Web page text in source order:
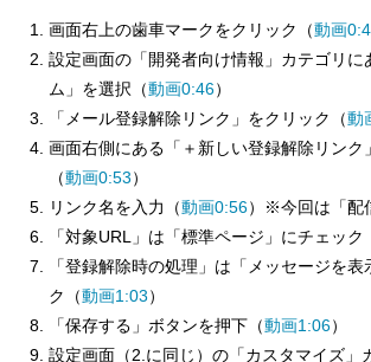
画面右上の歯車マークをクリック（動画
設定画面の「開発者向け情報」カテゴリに
ム」を選択（動画0:46）
「メール登録解除リンク」をクリック（動
画面右側にある「＋新しい登録解除リンク
（動画0:53）
リンク名を入力（動画0:56）※今回は「配
「対象URL」は「標準ページ」にチェック
「登録解除時の処理」は「メッセージを表
ク（動画1:03）
「保存する」ボタンを押下（動画1:06）
設定画面（2.に同じ）の「カスタマイズ」